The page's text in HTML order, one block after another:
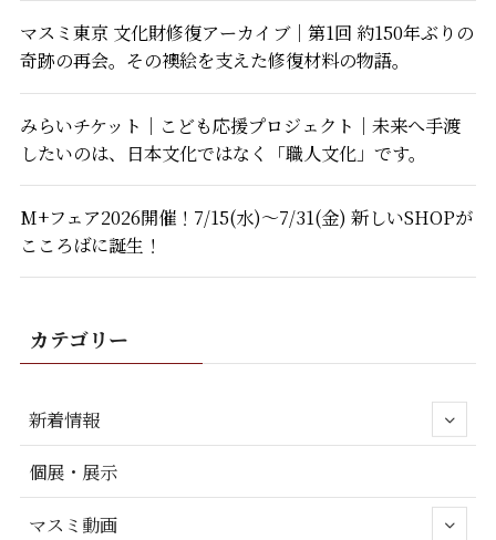
マスミ東京 文化財修復アーカイブ｜第1回 約150年ぶりの
奇跡の再会。その襖絵を支えた修復材料の物語。
みらいチケット｜こども応援プロジェクト｜未来へ手渡
したいのは、日本文化ではなく「職人文化」です。
M+フェア2026開催！7/15(水)～7/31(金) 新しいSHOPが
こころばに誕生！
カテゴリー
新着情報
個展・展示
マスミ動画